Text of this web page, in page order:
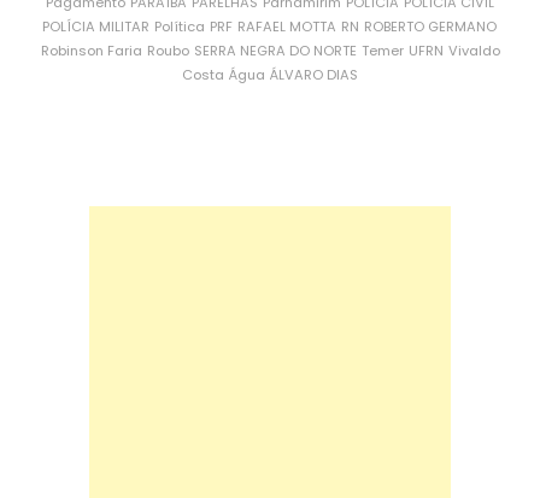
POLÍCIA MILITAR Política PRF RAFAEL MOTTA RN ROBERTO GERMANO
Robinson Faria Roubo SERRA NEGRA DO NORTE Temer UFRN Vivaldo
Costa Água ÁLVARO DIAS